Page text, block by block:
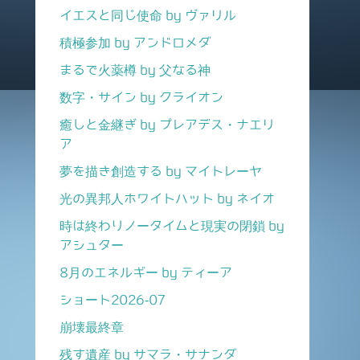
イエスと同じ使命 by ヴァリル
積極参加 by アンドロメダ
まるで火薬樽 by 父なる神
数字・サイン by クライオン
癒しと金継ぎ by プレアデス・ナエリ
ア
夢を描き創造する by マイトレーヤ
光の異邦人ホワイトハット by ネイオ
時は終わりノータイムと現実の閉鎖 by
アシュター
8月のエネルギー by ティーア
ショート2026-07
崩壊最終章
残す遺産 by サマラ・サナンダ